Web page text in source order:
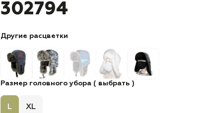
302794
Другие расцветки
Размер головного убора ( выбрать )
L XL